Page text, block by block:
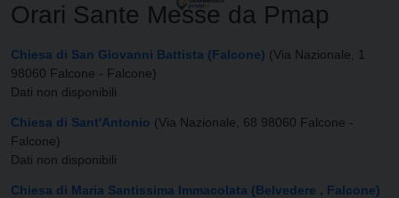
Orari Sante Messe da Pmap
Chiesa di San Giovanni Battista (Falcone) (Via Nazionale, 1
98060 Falcone - Falcone)
Dati non disponibili
Chiesa di Sant'Antonio (Via Nazionale, 68 98060 Falcone -
Falcone)
Dati non disponibili
Chiesa di Maria Santissima Immacolata (Belvedere , Falcone)